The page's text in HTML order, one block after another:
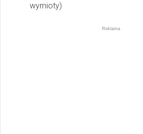
wymioty)
Reklama